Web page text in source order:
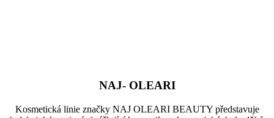
NAJ- OLEARI
Kosmetická linie značky NAJ OLEARI BEAUTY představuje